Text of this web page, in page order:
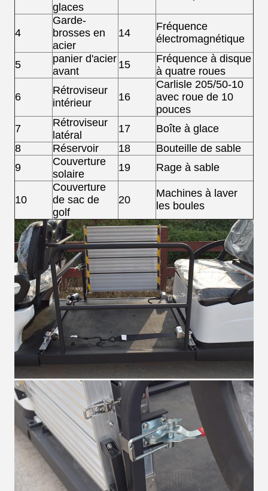
glaces
4
Garde-
brosses en
acier
14
Fréquence
électromagnétique
5
panier d'acier
avant
15
Fréquence à disque
à quatre roues
6
Rétroviseur
intérieur
16
Carlisle 205/50-10
avec roue de 10
pouces
7
Rétroviseur
latéral
17
Boîte à glace
8
Réservoir 18
Bouteille de sable
9
Couverture
solaire
19 Rage à sable
10
Couverture
de sac de
golf
20
Machines à laver
les boules